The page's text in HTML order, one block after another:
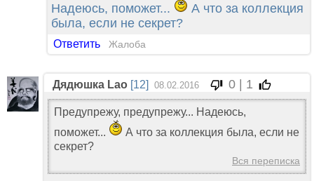
Надеюсь, поможет...
А что за коллекция
была, если не секрет?
Ответить Жалоба
Дядюшка Lao [12] 08.02.2016 0 | 1
Предупрежу, предупрежу... Надеюсь,
поможет...
А что за коллекция была, если не
секрет?
Вся переписка